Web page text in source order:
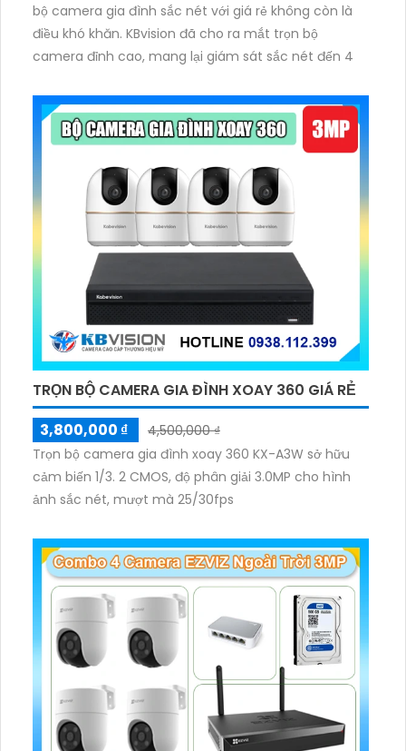
bộ camera gia đình sắc nét với giá rẻ không còn là
điều khó khăn. KBvision đã cho ra mắt trọn bộ
camera đỉnh cao, mang lại giám sát sắc nét đến 4
TRỌN BỘ CAMERA GIA ĐÌNH XOAY 360 GIÁ RẺ
3,800,000 ₫
4,500,000 ₫
Trọn bộ camera gia đình xoay 360 KX-A3W sở hữu
cảm biến 1/3. 2 CMOS, độ phân giải 3.0MP cho hình
ảnh sắc nét, mượt mà 25/30fps